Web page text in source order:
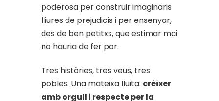
poderosa per construir imaginaris
lliures de prejudicis i per ensenyar,
des de ben petitxs, que estimar mai
no hauria de fer por.
Tres històries, tres veus, tres
pobles. Una mateixa lluita: créixer
amb orgull i respecte per la